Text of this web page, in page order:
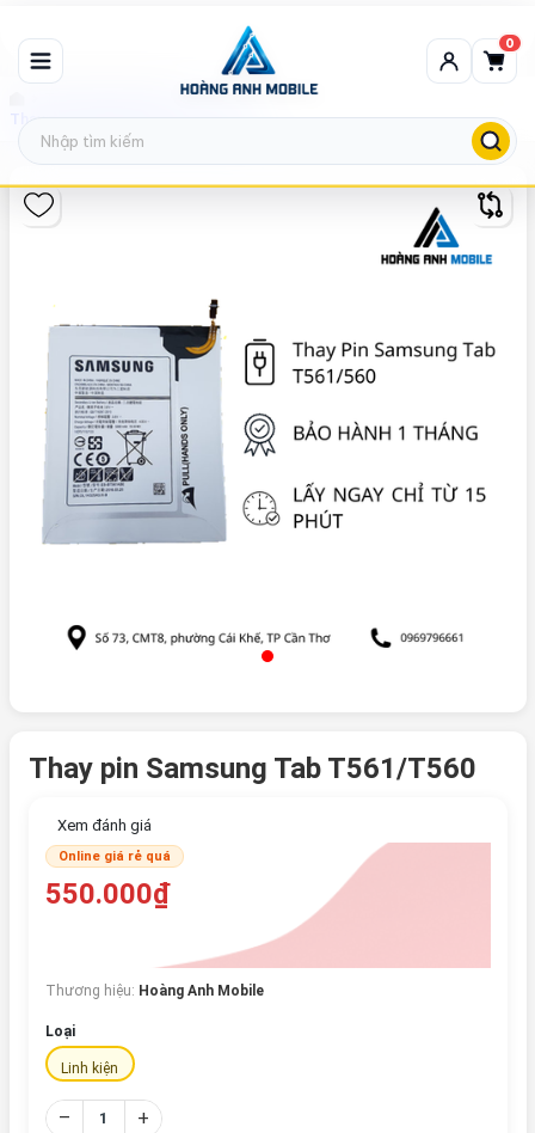
0
Thay pin Samsung Tab T561/T560
Thay pin Samsung Tab T561/T560
Xem đánh giá
Online giá rẻ quá
550.000₫
Thương hiệu: Hoàng Anh Mobile
Loại
Linh kiện
– +